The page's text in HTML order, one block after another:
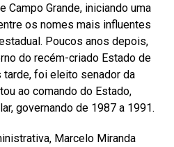
Grande, iniciando uma
os nomes mais influentes
Poucos anos depois,
do recém-criado Estado de
foi eleito senador da
ao comando do Estado,
governando de 1987 a 1991.
Marcelo Miranda